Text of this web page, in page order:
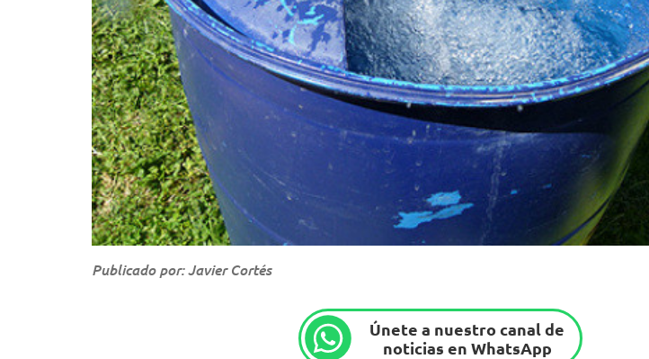
Publicado por: Javier Cortés
Únete a nuestro canal de
noticias en WhatsApp